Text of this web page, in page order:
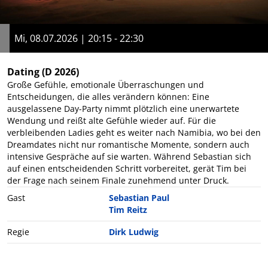
Mi, 08.07.2026 | 20:15 - 22:30
Dating(D 2026)
Große Gefühle, emotionale Überraschungen und
Entscheidungen, die alles verändern können: Eine
ausgelassene Day-Party nimmt plötzlich eine unerwartete
Wendung und reißt alte Gefühle wieder auf. Für die
verbleibenden Ladies geht es weiter nach Namibia, wo bei den
Dreamdates nicht nur romantische Momente, sondern auch
intensive Gespräche auf sie warten. Während Sebastian sich
auf einen entscheidenden Schritt vorbereitet, gerät Tim bei
der Frage nach seinem Finale zunehmend unter Druck.
Gast
Sebastian Paul
Tim Reitz
Regie
Dirk Ludwig